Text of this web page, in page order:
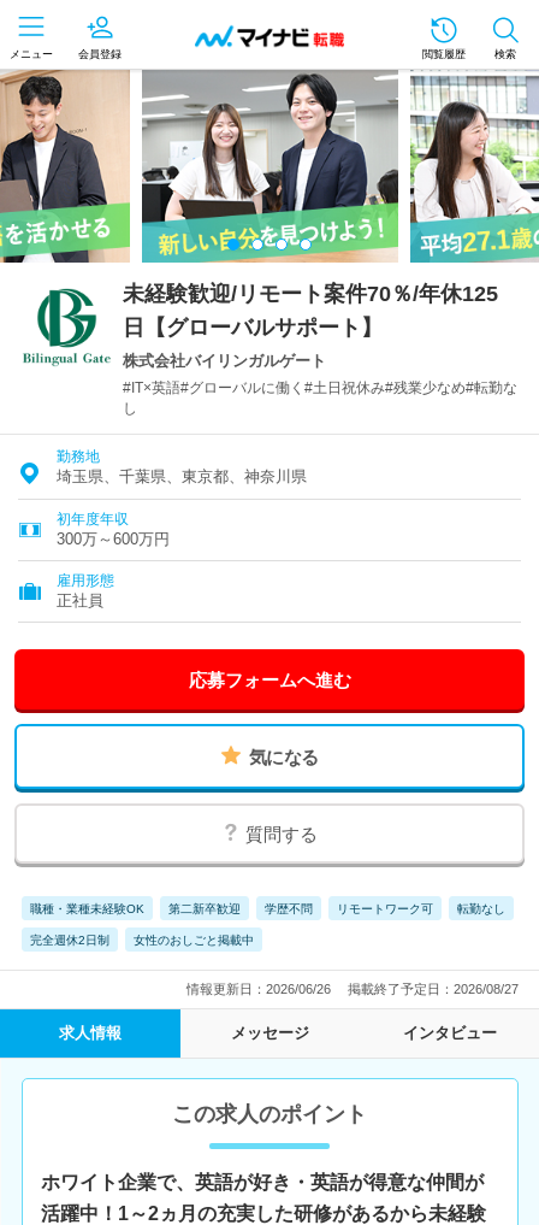
メニュー 会員登録 閲覧履歴 検索
未経験歓迎/リモート案件70％/年休125
日【グローバルサポート】
株式会社バイリンガルゲート
#IT×英語#グローバルに働く#土日祝休み#残業少なめ#転勤な
し
勤務地
埼玉県、千葉県、東京都、神奈川県
初年度年収
300万～600万円
雇用形態
正社員
応募フォームへ進む
気になる
質問する
職種・業種未経験OK 第二新卒歓迎 学歴不問 リモートワーク可 転勤なし
完全週休2日制 女性のおしごと掲載中
情報更新日：2026/06/26 掲載終了予定日：2026/08/27
求人情報 メッセージ インタビュー
この求人のポイント
ホワイト企業で、英語が好き・英語が得意な仲間が
活躍中！1～2ヵ月の充実した研修があるから未経験